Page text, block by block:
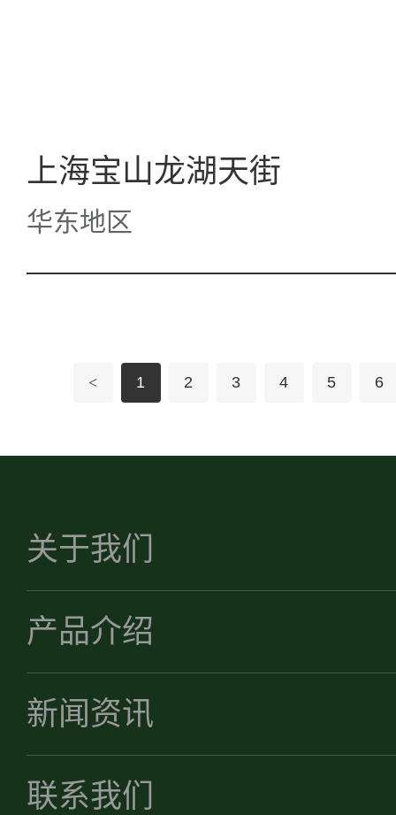
上海宝山龙湖天街
华东地区
< 1 2 3 4 5 6
关于我们
产品介绍
新闻资讯
联系我们